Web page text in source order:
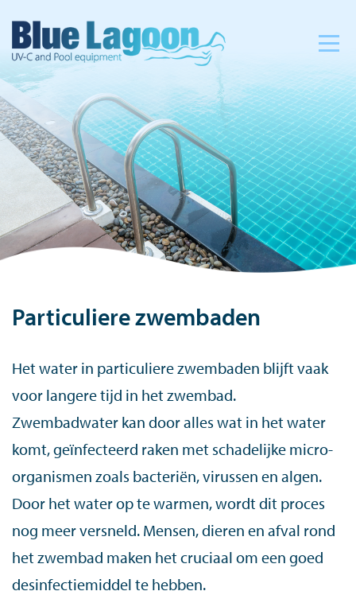
Particuliere zwembaden
Het water in particuliere zwembaden blijft vaak
voor langere tijd in het zwembad.
Zwembadwater kan door alles wat in het water
komt, geïnfecteerd raken met schadelijke micro-
organismen zoals bacteriën, virussen en algen.
Door het water op te warmen, wordt dit proces
nog meer versneld. Mensen, dieren en afval rond
het zwembad maken het cruciaal om een goed
desinfectiemiddel te hebben.